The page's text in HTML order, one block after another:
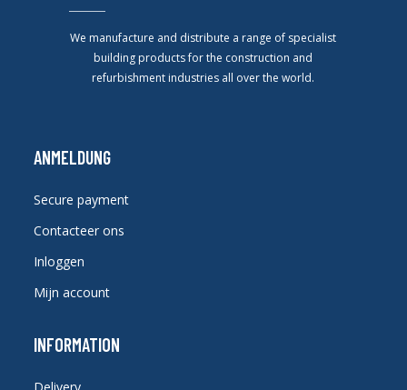
We manufacture and distribute a range of specialist
building products for the construction and
refurbishment industries all over the world.
ANMELDUNG
Secure payment
Contacteer ons
Inloggen
Mijn account
INFORMATION